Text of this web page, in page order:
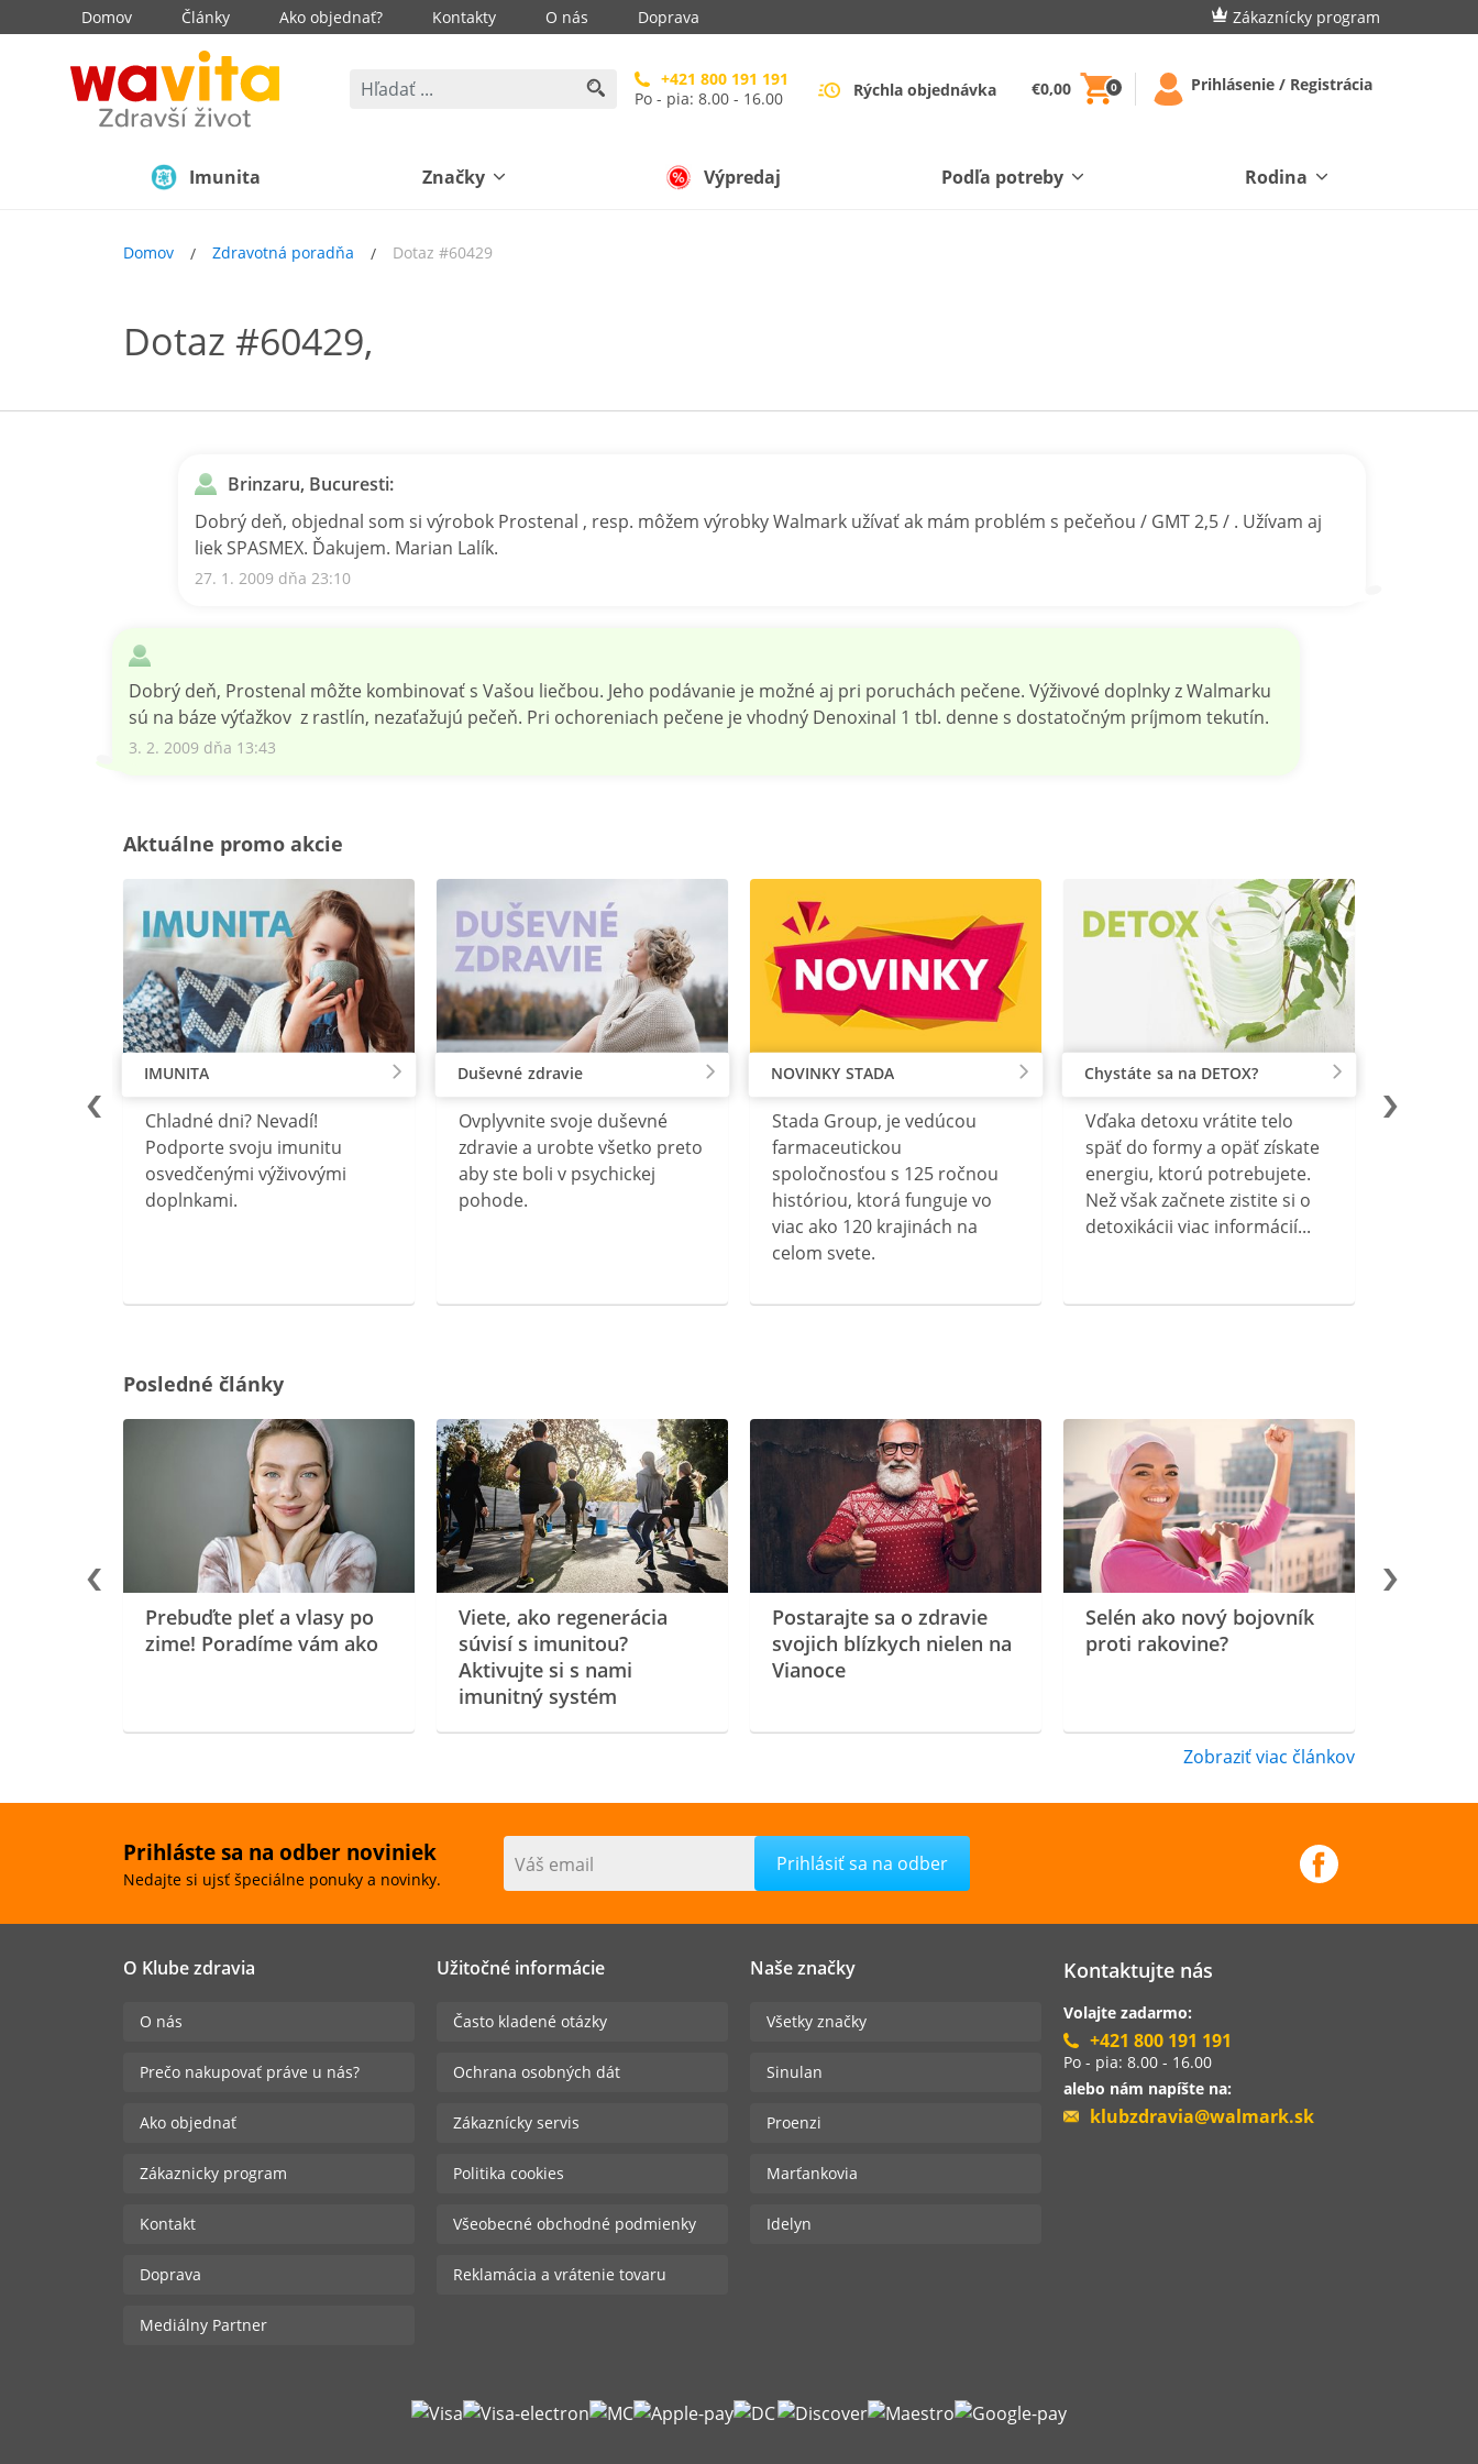
Domov Články Ako objednať? Kontakty O nás Doprava Zákaznícky program
+421 800 191 191
Po - pia: 8.00 - 16.00
Rýchla objednávka €0,00 0 Prihlásenie / Registrácia
Imunita Značky Výpredaj Podľa potreby Rodina
Domov Zdravotná poradňa Dotaz #60429
Dotaz #60429,
Brinzaru, Bucuresti:
Dobrý deň, objednal som si výrobok Prostenal , resp. môžem výrobky Walmark užívať ak mám problém s pečeňou / GMT 2,5 / . Užívam aj
liek SPASMEX. Ďakujem. Marian Lalík.
27. 1. 2009 dňa 23:10
Dobrý deň, Prostenal môžte kombinovať s Vašou liečbou. Jeho podávanie je možné aj pri poruchách pečene. Výživové doplnky z Walmarku
sú na báze výťažkov z rastlín, nezaťažujú pečeň. Pri ochoreniach pečene je vhodný Denoxinal 1 tbl. denne s dostatočným príjmom tekutín.
3. 2. 2009 dňa 13:43
Aktuálne promo akcie
IMUNITA
Chladné dni? Nevadí!
Podporte svoju imunitu
osvedčenými výživovými
doplnkami.
Duševné zdravie
Ovplyvnite svoje duševné
zdravie a urobte všetko preto
aby ste boli v psychickej
pohode.
NOVINKY STADA
Stada Group, je vedúcou
farmaceutickou
spoločnosťou s 125 ročnou
históriou, ktorá funguje vo
viac ako 120 krajinách na
celom svete.
Chystáte sa na DETOX?
Vďaka detoxu vrátite telo
späť do formy a opäť získate
energiu, ktorú potrebujete.
Než však začnete zistite si o
detoxikácii viac informácií...
Posledné články
Prebuďte pleť a vlasy po
zime! Poradíme vám ako
Viete, ako regenerácia
súvisí s imunitou?
Aktivujte si s nami
imunitný systém
Postarajte sa o zdravie
svojich blízkych nielen na
Vianoce
Selén ako nový bojovník
proti rakovine?
Zobraziť viac článkov
Prihláste sa na odber noviniek
Nedajte si ujsť špeciálne ponuky a novinky.
Váš email
O Klube zdravia
O nás
Prečo nakupovať práve u nás?
Ako objednať
Zákaznicky program
Kontakt
Doprava
Mediálny Partner
Užitočné informácie
Často kladené otázky
Ochrana osobných dát
Zákaznícky servis
Politika cookies
Všeobecné obchodné podmienky
Reklamácia a vrátenie tovaru
Naše značky
Všetky značky
Sinulan
Proenzi
Marťankovia
Idelyn
Kontaktujte nás
Volajte zadarmo:
+421 800 191 191
Po - pia: 8.00 - 16.00
alebo nám napíšte na:
klubzdravia@walmark.sk